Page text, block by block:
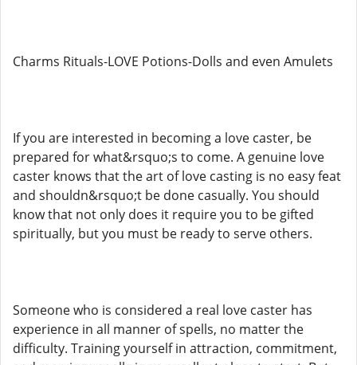
Charms Rituals-LOVE Potions-Dolls and even Amulets
If you are interested in becoming a love caster, be
prepared for what&rsquo;s to come. A genuine love
caster knows that the art of love casting is no easy feat
and shouldn&rsquo;t be done casually. You should
know that not only does it require you to be gifted
spiritually, but you must be ready to serve others.
Someone who is considered a real love caster has
experience in all manner of spells, no matter the
difficulty. Training yourself in attraction, commitment,